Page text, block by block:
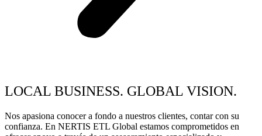
LOCAL BUSINESS. GLOBAL VISION.
Nos apasiona conocer a fondo a nuestros clientes, contar con su
confianza. En NERTIS ETL Global estamos comprometidos en